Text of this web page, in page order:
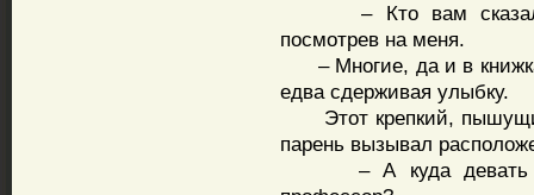
– Кто вам сказал? –
посмотрев на меня.
– Многие, да и в
едва сдерживая улыбку.
Этот крепкий,
парень вызывал
– А куда девать